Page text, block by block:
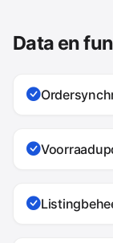
Data en